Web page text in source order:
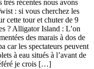
récentes nous avons
: si vous cherchez les
cette tour et chuter de 9
? Alligator Island : L’on
des marais à dos de
car les spectateurs peuvent
à eau situés à l’avant de
je crois […]